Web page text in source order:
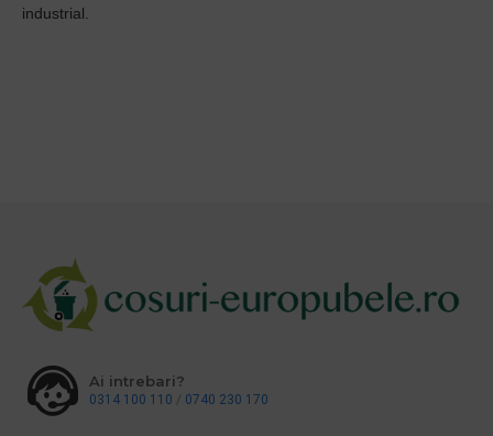
industrial.
Ai intrebari?
0314 100 110 / 0740 230 170